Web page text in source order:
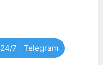
7 | Telegram